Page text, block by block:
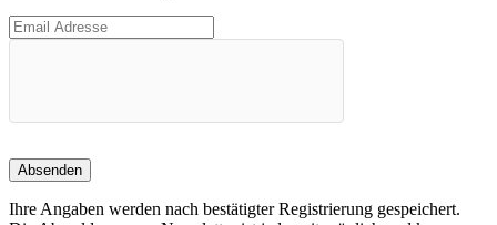
Optionen
Ihre Angaben werden nach bestätigter Registrierung gespeichert.